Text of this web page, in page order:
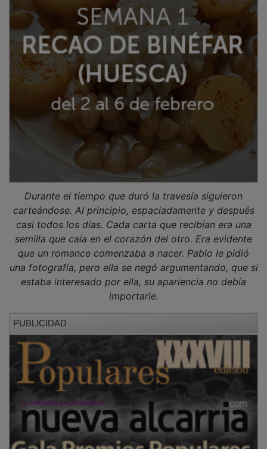
carteándose. Al principio, espaciadamente y después
casi todos los días. Cada carta que recibían era una
semilla que caía en el corazón del otro. Era evidente
que un romance comenzaba a nacer. Pablo le pidió
una fotografía, pero ella se negó argumentando, que si
estaba interesado por ella, su apariencia no debía
importarle.